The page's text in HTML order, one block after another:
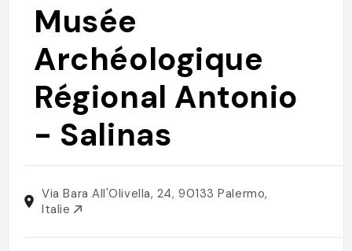
Musée
Archéologique
Régional Antonio
- Salinas
Via Bara All'Olivella, 24, 90133 Palermo,
Italie